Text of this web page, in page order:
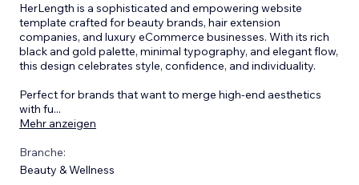
HerLength is a sophisticated and empowering website
template crafted for beauty brands, hair extension
companies, and luxury eCommerce businesses. With its rich
black and gold palette, minimal typography, and elegant flow,
this design celebrates style, confidence, and individuality.
Perfect for brands that want to merge high-end aesthetics
with fu...
Mehr anzeigen
Branche:
Beauty & Wellness